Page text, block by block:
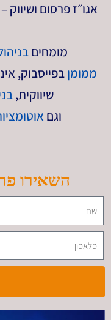
אגו״ז פרסום ושיווק –
מומחים
ממומןבפייסבוק,
שיווקית,
וגם
השאירו